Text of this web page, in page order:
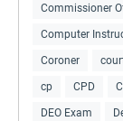
Commissioner
Computer
Coroner
cp CPD
DEO Exam